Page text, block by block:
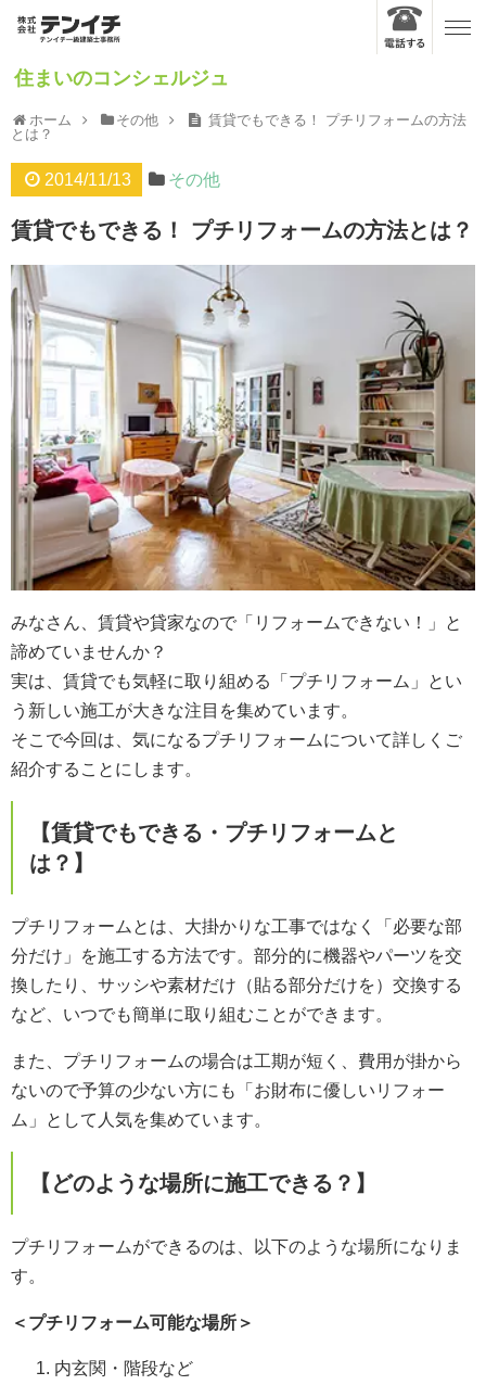
住まいのコンシェルジュ
ホーム その他
賃貸でもできる！ プチリフォームの方法
とは？
2014/11/13 その他
賃貸でもできる！ プチリフォームの方法とは？
みなさん、賃貸や貸家なので「リフォームできない！」と
諦めていませんか？
実は、賃貸でも気軽に取り組める「プチリフォーム」とい
う新しい施工が大きな注目を集めています。
そこで今回は、気になるプチリフォームについて詳しくご
紹介することにします。
【賃貸でもできる・プチリフォームと
は？】
プチリフォームとは、大掛かりな工事ではなく「必要な部
分だけ」を施工する方法です。部分的に機器やパーツを交
換したり、サッシや素材だけ（貼る部分だけを）交換する
など、いつでも簡単に取り組むことができます。
また、プチリフォームの場合は工期が短く、費用が掛から
ないので予算の少ない方にも「お財布に優しいリフォー
ム」として人気を集めています。
【どのような場所に施工できる？】
プチリフォームができるのは、以下のような場所になりま
す。
＜プチリフォーム可能な場所＞
内玄関・階段など